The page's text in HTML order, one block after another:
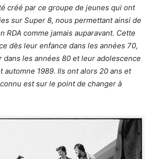
créé par ce groupe de jeunes qui ont
sur Super 8, nous permettant ainsi de
RDA comme jamais auparavant. Cette
dès leur enfance dans les années 70,
dans les années 80 et leur adolescence
automne 1989. Ils ont alors 20 ans et
est sur le point de changer à